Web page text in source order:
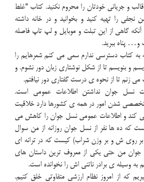
قالب و جریانی خودتان را محروم نکنید. کتاب “غلط
نجفی را تهیه کنید و بخوانید و در خانه داشته
گاهی از این تبلت و موبایل و لپ تاپ فاصله
و… پناه ببرید.
کتاب دسترسی ندارم سعی می کنم شعرهایم را
و بنویسم تا از شکل نوشتاری زبان دور نشوم. و
زنم تا از نحوه ی درست گفتاری دور نیافتم.
نسل جوان نداشتن اطلاعات عمومی است.
تخصصی شدن امور در همه ی کشورها دارد خلاقیت
می کند و اطلاعات عمومی نسل جوان را کاهش می
که ده ها نفر از نسل جوان روزانه از من سوال
بر روی ش و بر وزن شراب) کیست که در ترانه ای
جوان من حتی یکی از معروف ترین داستان های
به وسیله ی برادر ناتنی اش را نخوانده است.
که از امروز نظام ارزشی متفاوتی خلق کنیم.